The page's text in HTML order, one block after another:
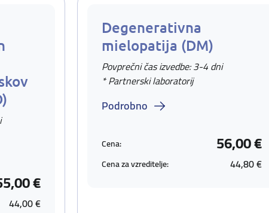
€
44,00 €
Degenerativna
mielopatija (DM)
Povprečni čas izvedbe: 3-4 dni
* Partnerski laboratorij
Podrobno
Cena: 56,00 €
Cena za vzreditelje: 44,80 €